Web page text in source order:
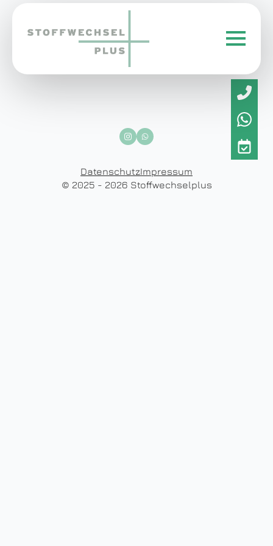
DatenschutzImpressum
© 2025 - 2026 Stoffwechselplus